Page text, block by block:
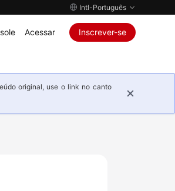
Intl-Português
Acessar Inscrever-se
original, use o link no canto